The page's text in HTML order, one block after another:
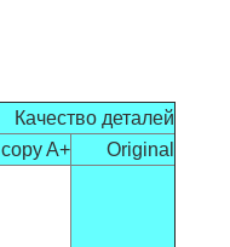
Качество деталей
copy A+
Original